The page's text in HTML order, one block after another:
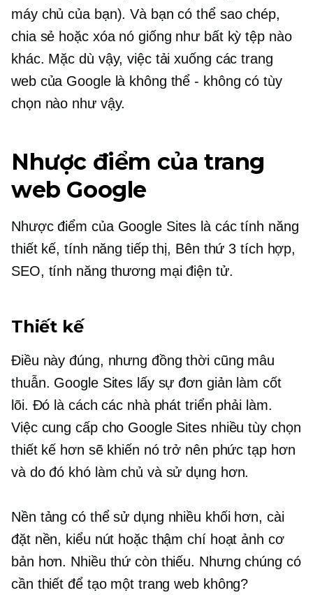
máy chủ của bạn). Và bạn có thể sao chép,
chia sẻ hoặc xóa nó giống như bất kỳ tệp nào
khác. Mặc dù vậy, việc tải xuống các trang
web của Google là không thể - không có tùy
chọn nào như vậy.
Nhược điểm của trang
web Google
Nhược điểm của Google Sites là các tính năng
thiết kế, tính năng tiếp thị, Bên thứ 3 tích hợp,
SEO, tính năng thương mại điện tử.
Thiết kế
Điều này đúng, nhưng đồng thời cũng mâu
thuẫn. Google Sites lấy sự đơn giản làm cốt
lõi. Đó là cách các nhà phát triển phải làm.
Việc cung cấp cho Google Sites nhiều tùy chọn
thiết kế hơn sẽ khiến nó trở nên phức tạp hơn
và do đó khó làm chủ và sử dụng hơn.
Nền tảng có thể sử dụng nhiều khối hơn, cài
đặt nền, kiểu nút hoặc thậm chí hoạt ảnh cơ
bản hơn. Nhiều thứ còn thiếu. Nhưng chúng có
cần thiết để tạo một trang web không?